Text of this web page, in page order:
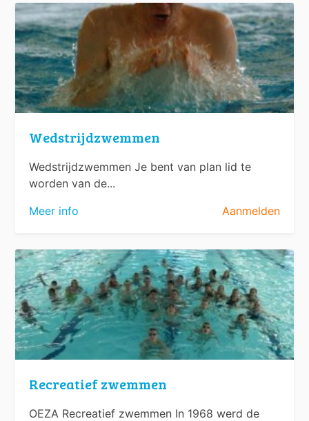
Wedstrijdzwemmen
Wedstrijdzwemmen Je bent van plan lid te
worden van de...
Meer info
Aanmelden
Recreatief zwemmen
OEZA Recreatief zwemmen In 1968 werd de